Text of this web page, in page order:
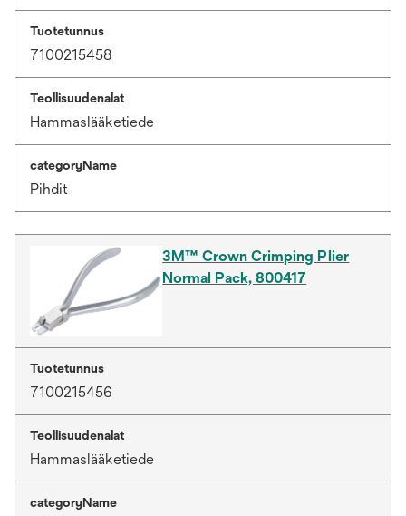
Tuotetunnus
7100215458
Teollisuudenalat
Hammaslääketiede
categoryName
Pihdit
3M™ Crown Crimping Plier
Normal Pack, 800417
Tuotetunnus
7100215456
Teollisuudenalat
Hammaslääketiede
categoryName